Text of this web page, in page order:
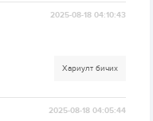
2025-08-18 04:10:43
Хариулт бичих
2025-08-18 04:05:44